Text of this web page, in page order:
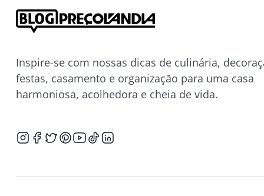
Inspire-se com nossas dicas de culinária,
festas, casamento e organização para uma casa
harmoniosa, acolhedora e cheia de vida.